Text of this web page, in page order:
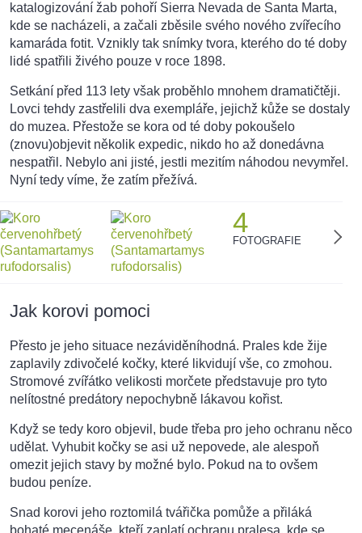
katalogizování žab pohoří Sierra Nevada de Santa Marta,
kde se nacházeli, a začali zběsile svého nového zvířecího
kamaráda fotit. Vznikly tak snímky tvora, kterého do té doby
lidé spatřili živého pouze v roce 1898.
Setkání před 113 lety však proběhlo mnohem dramatičtěji.
Lovci tehdy zastřelili dva exempláře, jejichž kůže se dostaly
do muzea. Přestože se kora od té doby pokoušelo
(znovu)objevit několik expedic, nikdo ho až donedávna
nespatřil. Nebylo ani jisté, jestli mezitím náhodou nevymřel.
Nyní tedy víme, že zatím přežívá.
4
FOTOGRAFIE
Jak korovi pomoci
Přesto je jeho situace nezáviděníhodná. Prales kde žije
zaplavily zdivočelé kočky, které likvidují vše, co zmohou.
Stromové zvířátko velikosti morčete představuje pro tyto
nelítostné predátory nepochybně lákavou kořist.
Když se tedy koro objevil, bude třeba pro jeho ochranu něco
udělat. Vyhubit kočky se asi už nepovede, ale alespoň
omezit jejich stavy by možné bylo. Pokud na to ovšem
budou peníze.
Snad korovi jeho roztomilá tvářička pomůže a přiláká